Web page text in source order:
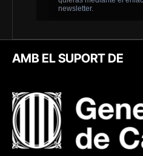
AMB EL SUPORT DE